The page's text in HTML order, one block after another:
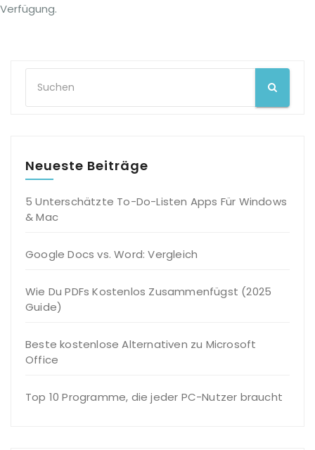
Verfügung.
Neueste Beiträge
5 Unterschätzte To-Do-Listen Apps Für Windows
& Mac
Google Docs vs. Word: Vergleich
Wie Du PDFs Kostenlos Zusammenfügst (2025
Guide)
Beste kostenlose Alternativen zu Microsoft
Office
Top 10 Programme, die jeder PC-Nutzer braucht